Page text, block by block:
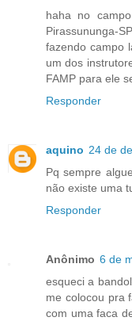
haha no
fazendo campo
um dos
FAMP para ele
Responder
aquino 24 de
Pq sempre
não existe uma
Responder
Anônimo 6 de
esqueci a
me colocou pra
com uma faca